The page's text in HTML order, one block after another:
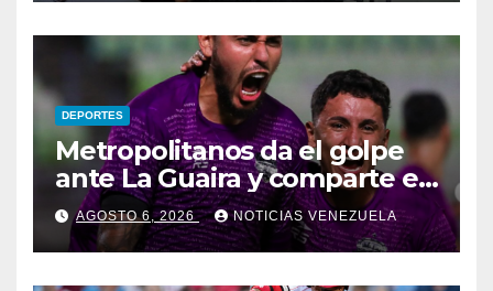
DEPORTES
Metropolitanos da el golpe
ante La Guaira y comparte el
liderato
AGOSTO 6, 2026 NOTICIAS VENEZUELA